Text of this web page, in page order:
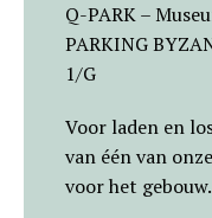
Q-PARK –
PARKING
1/G
Voor laden en
van één van
voor het gebouw.